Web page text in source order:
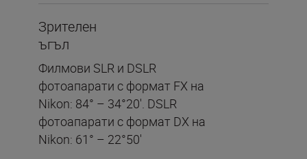
Зрителен
ъгъл
Филмови SLR и DSLR
фотоапарати с формат FX на
Nikon: 84° – 34°20'. DSLR
фотоапарати с формат DX на
Nikon: 61° – 22°50'